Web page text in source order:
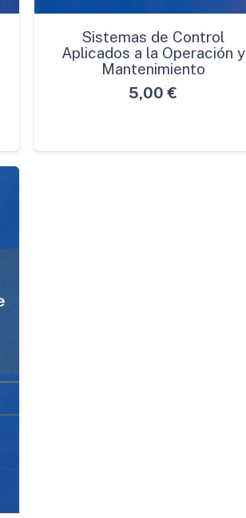
Sistemas de Control
Aplicados a la Operación y
Mantenimiento
5,00 €